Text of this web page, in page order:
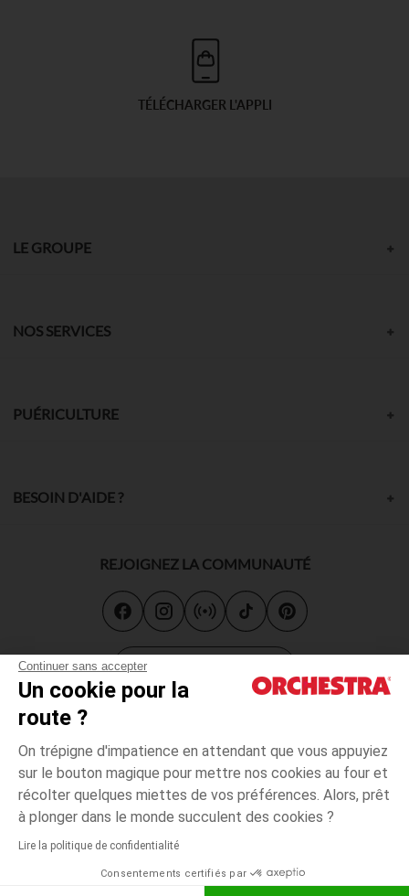
Continuer sans accepter
Un cookie pour la
route ?
On trépigne d'impatience en attendant que vous appuyiez
sur le bouton magique pour mettre nos cookies au four et
récolter quelques miettes de vos préférences. Alors, prêt
à plonger dans le monde succulent des cookies ?
Lire la politique de confidentialité
Consentements certifiés par
TÉLÉCHARGER L'APPLI
LE GROUPE
NOS SERVICES
PUÉRICULTURE
BESOIN D'AIDE ?
REJOIGNEZ LA COMMUNAUTÉ
Carte cadeau
CGVCGUMentions légales*Conditions des offres en coursDonnées personnelles
Orchestra adhère au code déontologique de la Fédération du e-
commerce et de la vente à distance française (FEVAD) et au système
de Médiation du e-commerce